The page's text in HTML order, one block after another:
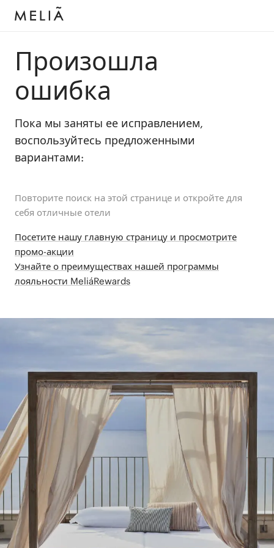
Произошла
ошибка
Пока мы заняты ее исправлением,
воспользуйтесь предложенными
вариантами:
Повторите поиск на этой странице и откройте для
себя отличные отели
Посетите нашу главную страницу и просмотрите
промо-акции
Узнайте о преимуществах нашей программы
лояльности MeliáRewards